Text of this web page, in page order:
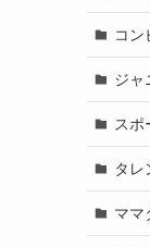
コン
ジャ
スポ
タレ
ママ